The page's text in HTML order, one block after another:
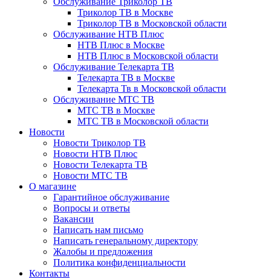
Триколор ТВ в Москве
Триколор ТВ в Московской области
Обслуживание НТВ Плюс
НТВ Плюс в Москве
НТВ Плюс в Московской области
Обслуживание Телекарта ТВ
Телекарта ТВ в Москве
Телекарта Тв в Московской области
Обслуживание МТС ТВ
МТС ТВ в Москве
МТС ТВ в Московской области
Новости
Новости Триколор ТВ
Новости НТВ Плюс
Новости Телекарта ТВ
Новости МТС ТВ
О магазине
Гарантийное обслуживание
Вопросы и ответы
Вакансии
Написать нам письмо
Написать генеральному директору
Жалобы и предложения
Политика конфиденциальности
Контакты